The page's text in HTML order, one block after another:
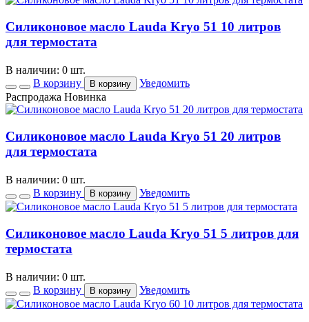
Силиконовое масло Lauda Kryo 51 10 литров
для термостата
В наличии: 0 шт.
В корзину
В корзину
Уведомить
Распродажа Новинка
Силиконовое масло Lauda Kryo 51 20 литров
для термостата
В наличии: 0 шт.
В корзину
В корзину Уведомить
Силиконовое масло Lauda Kryo 51 5 литров для
термостата
В наличии: 0 шт.
В корзину
В корзину Уведомить